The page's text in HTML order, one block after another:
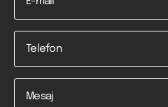
Telefon
Mesaj